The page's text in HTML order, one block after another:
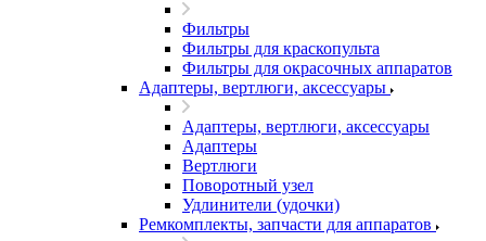
Фильтры
Фильтры для краскопульта
Фильтры для окрасочных аппаратов
Адаптеры, вертлюги, аксессуары
Адаптеры, вертлюги, аксессуары
Адаптеры
Вертлюги
Поворотный узел
Удлинители (удочки)
Ремкомплекты, запчасти для аппаратов